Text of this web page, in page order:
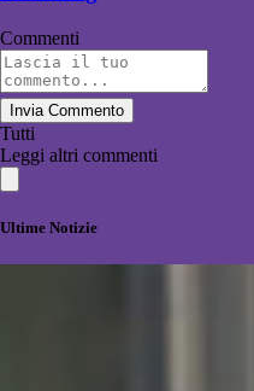
Commenti
Invia Commento
Tutti
Leggi altri commenti
Ultime Notizie